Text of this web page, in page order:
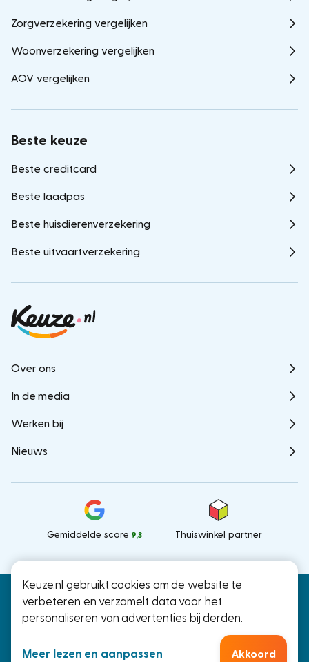
Keuze.nl gebruikt cookies om de website te
verbeteren en verzamelt data voor het
personaliseren van advertenties bij derden.
Meer lezen en aanpassen Akkoord
Over ons
In de media
Werken bij
Nieuws
Gemiddelde score 9,3 Thuiswinkel partner
Zorgverzekering vergelijken
Woonverzekering vergelijken
AOV vergelijken
Beste keuze
Beste creditcard
Beste laadpas
Beste huisdierenverzekering
Beste uitvaartverzekering
Keuze.nl B.V.
Ramstraat 27, Utrecht